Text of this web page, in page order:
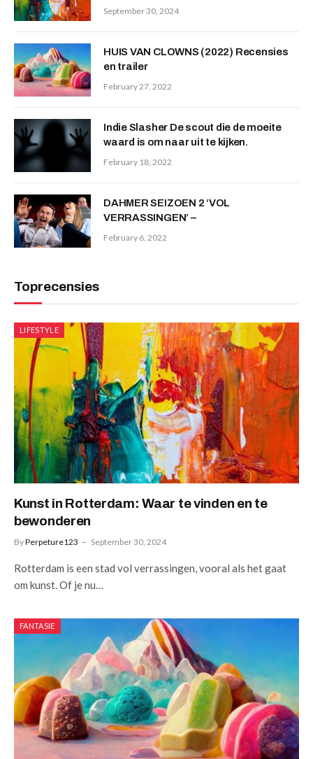
September 30, 2024
HUIS VAN CLOWNS (2022) Recensies
en trailer
February 27, 2022
Indie Slasher De scout die de moeite
waard is om naar uit te kijken.
February 18, 2022
DAHMER SEIZOEN 2 ‘VOL
VERRASSINGEN’ –
February 6, 2022
Toprecensies
LIFESTYLE
Kunst in Rotterdam: Waar te vinden en te
bewonderen
ByPerpeture123 September 30, 2024
Rotterdam is een stad vol verrassingen, vooral als het gaat
om kunst. Of je nu…
FANTASIE